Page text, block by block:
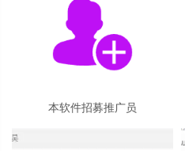
本软件招募推广员